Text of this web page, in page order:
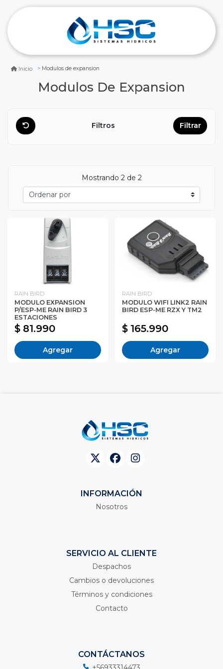
Inicio Modulos de expansion
Modulos De Expansion
Filtros Filtrar
Mostrando 2de 2
RAIN BIRD
MODULO EXPANSION
P/ESP-ME RAIN BIRD 3
ESTACIONES
$ 81.990
Agregar
RAIN BIRD
MODULO WIFI LINK2 RAIN
BIRD ESP-ME RZX Y TM2
$ 165.990
Agregar
INFORMACIÓN
Nosotros
SERVICIO AL CLIENTE
Despachos
Cambios o devoluciones
Términos y condiciones
Contacto
CONTÁCTANOS